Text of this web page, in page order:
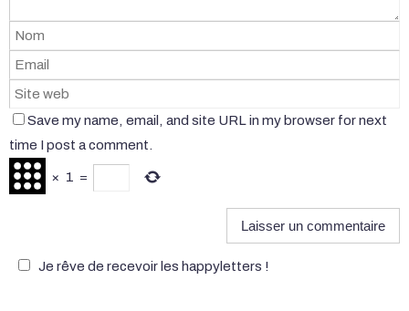
Save my name, email, and site URL in my browser for next
time I post a comment.
× 1 =
Je rêve de recevoir les happyletters !